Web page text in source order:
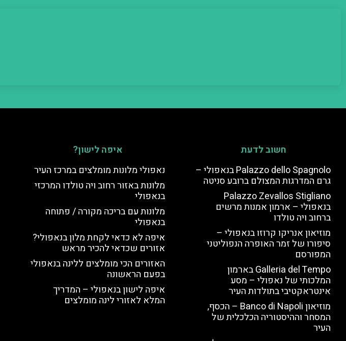
חשוב לדעת
Palazzo dello Spagnolo בנאפולי –
גרם המדרגות המצולם ברובע סניטה
Palazzo Zevallos Stigliano
בנאפולי – ארמון אמנות מרשים
ברחוב ויה טולדו
מוזיאון אנריקו קרוזו בנאפולי –
סיפורו של זמר האופרה הנפוליטני
המפורסם
Galleria del Tempo בארמון
המלכותי של נאפולי – מסע
אינטראקטיבי בתולדות העיר
מוזיאון Banco di Napoli – הכסף,
המסחר וההיסטוריה הכלכלית של
העיר
איפה לישון?
נאפולי מלונות מומלצים במרכז העיר
מלונות באזור רחוב ויה טולדו המרכזי
בנאפולי
מלונות עם בריכה מקורה / פתוחה
בנאפולי
איפה לא כדאי לקחת מלון בנאפולי?
אזורים שכדאי להכיר מראש
האזורים הכי מומלצים ללינה בנאפולי
בפעם הראשונה
איפה לישון בנאפולי – המדריך
המלא לאזורי לינה מומלצים